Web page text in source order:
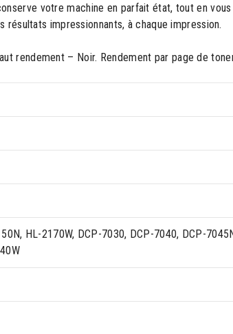
votre machine en parfait état, tout en vous
impressionnants, à chaque impression.
rendement – Noir. Rendement par page de
HL-2170W, DCP-7030, DCP-7040, DCP-